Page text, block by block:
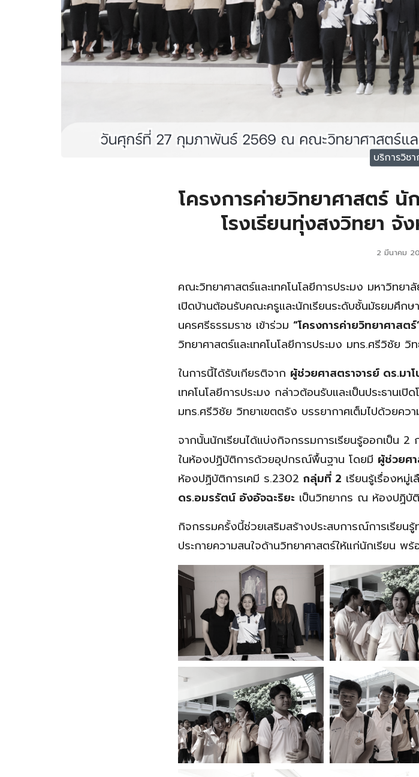
บริการวิช
โครงการค่ายวิทยาศาสตร์
โรงเรียนทุ่งสงวิทยา จั
2 มีนาคม
คณะวิทยาศาสตร์และเทคโนโลยีการประมง มหาวิทย
เปิดบ้านต้อนรับคณะครูและนักเรียนระดับชั้นมัธยมศึก
นครศรีธรรมราช เข้าร่วม “โครงการค่ายวิทยาศาสตร์
วิทยาศาสตร์และเทคโนโลยีการประมง มทร.ศรีวิชัย วิ
ในการนี้ได้รับเกียรติจาก ผู้ช่วยศาสตราจารย์ ดร.มา
เทคโนโลยีการประมง กล่าวต้อนรับและเป็นประธาน
มทร.ศรีวิชัย วิทยาเขตตรัง บรรยากาศเต็มไปด้วยควา
จากนั้นนักเรียนได้แบ่งกิจกรรมการเรียนรู้ออกเป็น 2
ในห้องปฏิบัติการด้วยอุปกรณ์พื้นฐาน โดยมี ผู้ช่วยศ
ห้องปฏิบัติการเคมี ร.2302 กลุ่มที่ 2 เรียนรู้เรื่องหมู่
ดร.อมรรัตน์ อังอัจฉะริยะ เป็นวิทยากร ณ ห้องปฏิบั
กิจกรรมครั้งนี้ช่วยเสริมสร้างประสบการณ์การเรีย
ประกายความสนใจด้านวิทยาศาสตร์ให้แก่นักเรียน พ